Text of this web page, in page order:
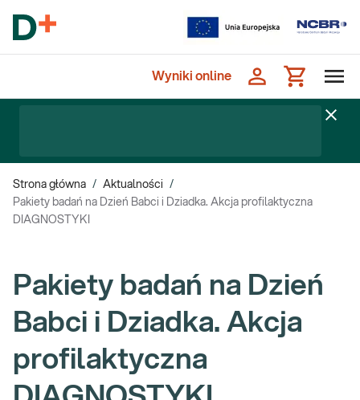
Wyniki online
Strona główna / Aktualności
/
Pakiety badań na Dzień Babci i Dziadka. Akcja profilaktyczna
DIAGNOSTYKI
Pakiety badań na Dzień
Babci i Dziadka. Akcja
profilaktyczna